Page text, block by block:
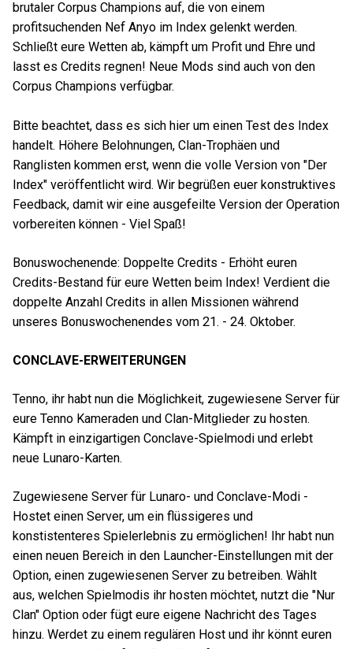
brutaler Corpus Champions auf, die von einem
profitsuchenden Nef Anyo im Index gelenkt werden.
Schließt eure Wetten ab, kämpft um Profit und Ehre und
lasst es Credits regnen! Neue Mods sind auch von den
Corpus Champions verfügbar.
Bitte beachtet, dass es sich hier um einen Test des Index
handelt. Höhere Belohnungen, Clan-Trophäen und
Ranglisten kommen erst, wenn die volle Version von "Der
Index" veröffentlicht wird. Wir begrüßen euer konstruktives
Feedback, damit wir eine ausgefeilte Version der Operation
vorbereiten können - Viel Spaß!
Bonuswochenende: Doppelte Credits - Erhöht euren
Credits-Bestand für eure Wetten beim Index! Verdient die
doppelte Anzahl Credits in allen Missionen während
unseres Bonuswochenendes vom 21. - 24. Oktober.
CONCLAVE-ERWEITERUNGEN
Tenno, ihr habt nun die Möglichkeit, zugewiesene Server für
eure Tenno Kameraden und Clan-Mitglieder zu hosten.
Kämpft in einzigartigen Conclave-Spielmodi und erlebt
neue Lunaro-Karten.
Zugewiesene Server für Lunaro- und Conclave-Modi -
Hostet einen Server, um ein flüssigeres und
konstistenteres Spielerlebnis zu ermöglichen! Ihr habt nun
einen neuen Bereich in den Launcher-Einstellungen mit der
Option, einen zugewiesenen Server zu betreiben. Wählt
aus, welchen Spielmodis ihr hosten möchtet, nutzt die "Nur
Clan" Option oder fügt eure eigene Nachricht des Tages
hinzu. Werdet zu einem regulären Host und ihr könnt euren